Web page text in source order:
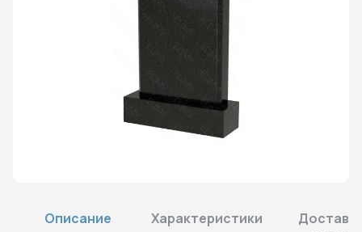
Описание Характеристики